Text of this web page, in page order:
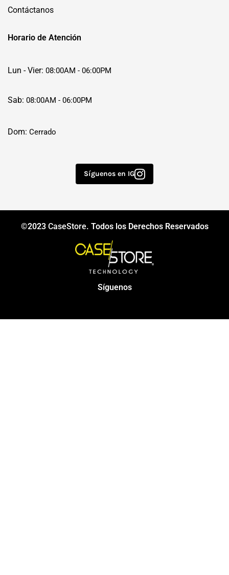
Contáctanos
Horario de Atención
Lun - Vier: 08:00AM - 06:00PM
Sab: 08:00AM - 06:00PM
Dom: Cerrado
Síguenos en IG
©2023 CaseStore. Todos los Derechos Reservados
Síguenos